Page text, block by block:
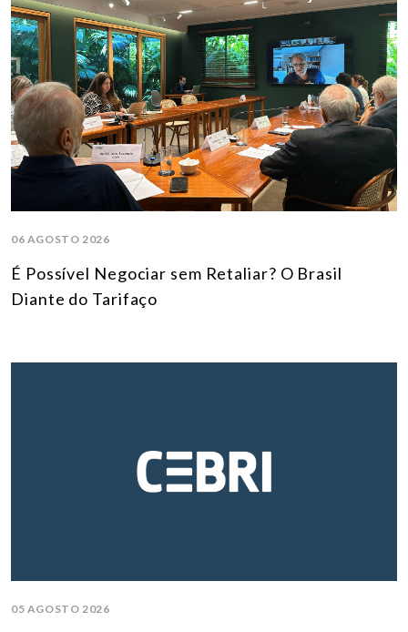
06 AGOSTO 2026
É Possível Negociar sem Retaliar? O Brasil
Diante do Tarifaço
05 AGOSTO 2026